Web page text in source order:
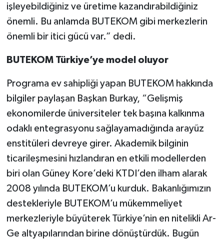
işleyebildiğiniz ve üretime kazandırabildiğiniz
önemli. Bu anlamda BUTEKOM gibi merkezlerin
önemli bir itici gücü var.” dedi.
BUTEKOM Türkiye’ye model oluyor
Programa ev sahipliği yapan BUTEKOM hakkında
bilgiler paylaşan Başkan Burkay, “Gelişmiş
ekonomilerde üniversiteler tek başına kalkınma
odaklı entegrasyonu sağlayamadığında arayüz
enstitüleri devreye girer. Akademik bilginin
ticarileşmesini hızlandıran en etkili modellerden
biri olan Güney Kore’deki KTDI’den ilham alarak
2008 yılında BUTEKOM’u kurduk. Bakanlığımızın
destekleriyle BUTEKOM’u mükemmeliyet
merkezleriyle büyüterek Türkiye’nin en nitelikli Ar-
Ge altyapılarından birine dönüştürdük. Bugün